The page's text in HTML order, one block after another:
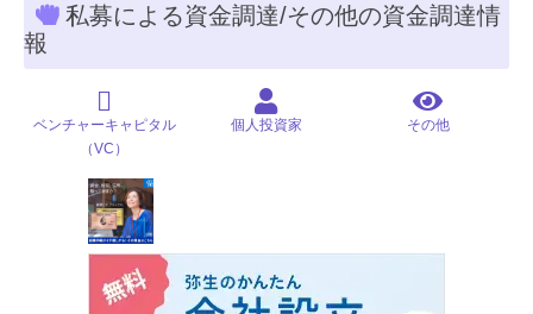
私募による資金調達/その他の資金調達情
報
ベンチャーキャピタル
（VC）
個人投資家 その他